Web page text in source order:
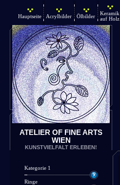
Hauptseite Acrylbilder Ölbilder
Keramik
auf Holz
ATELIER OF FINE ARTS
WIEN
KUNSTVIELFALT ERLEBEN!
Kategorie 1
Ringe